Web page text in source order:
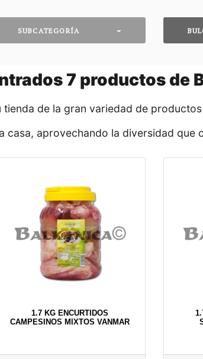
SUBCATEGORÍA
7 productos de
de la gran variedad de
casa, aprovechando la diversidad que
1.7 KG ENCURTIDOS
CAMPESINOS MIXTOS VANMAR